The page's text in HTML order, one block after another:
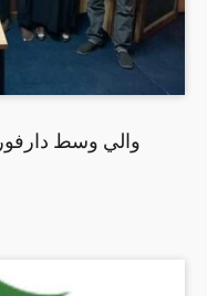
والي وسط